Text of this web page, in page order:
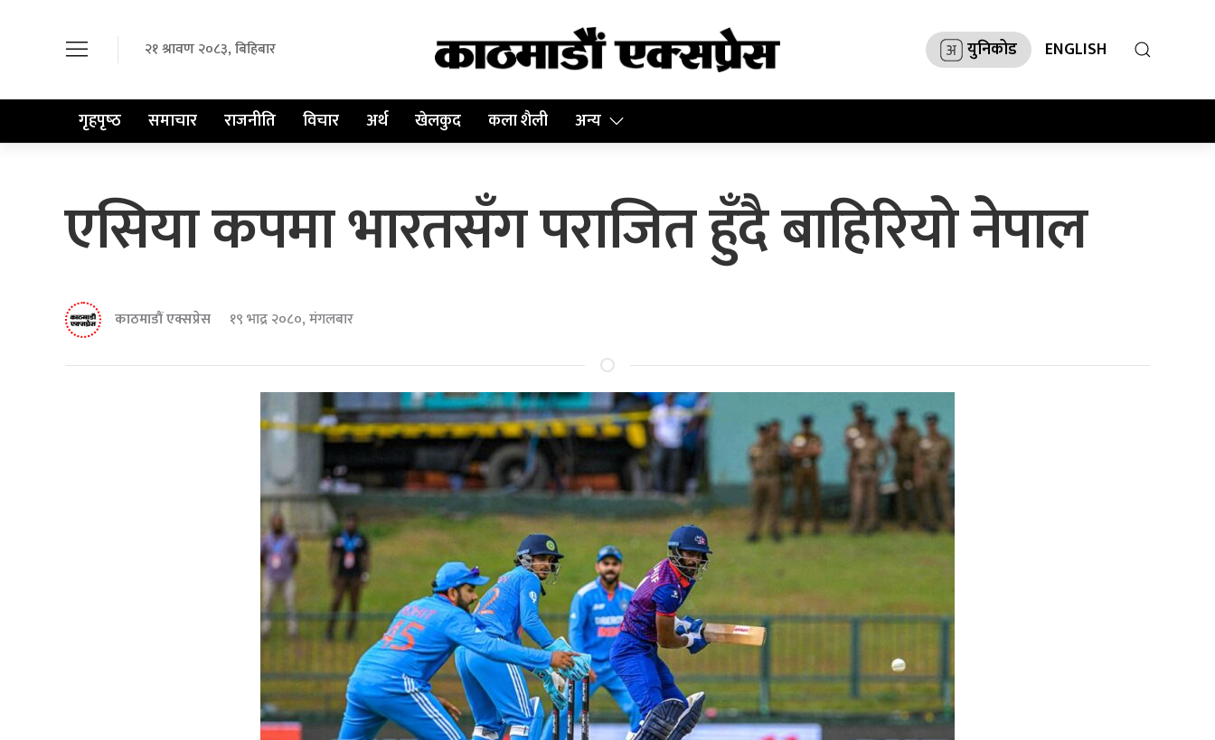
२१ श्रावण २०८३, बिहिबार युनिकोड ENGLISH
गृहपृष्‍ठ समाचार राजनीति विचार अर्थ खेलकुद कला शैली अन्य
एसिया कपमा भारतसँग पराजित हुँदै बाहिरियो नेपाल
काठमाडौं एक्सप्रेस १९ भाद्र २०८०, मंगलबार